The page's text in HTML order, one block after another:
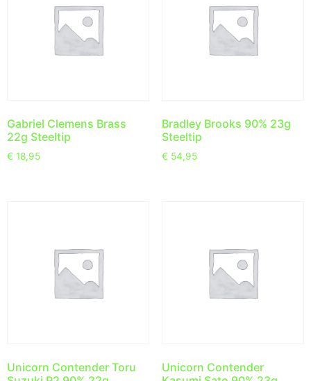
Gabriel Clemens Brass
22g Steeltip
€ 18,95
Bradley Brooks 90% 23g
Steeltip
€ 54,95
Unicorn Contender Toru
Unicorn Contender